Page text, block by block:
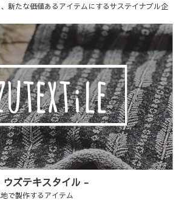
新たな価値あるアイテムにするサステイナブル企
ウズテキスタイル -
で製作するアイテム